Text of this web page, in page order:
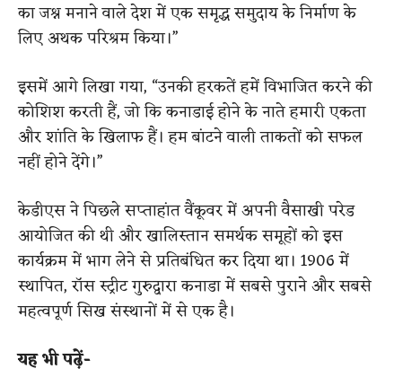
का जश्न मनाने वाले देश में एक समृद्ध समुदाय के निर्माण के
लिए अथक परिश्रम किया।”
इसमें आगे लिखा गया, “उनकी हरकतें हमें विभाजित करने की
कोशिश करती हैं, जो कि कनाडाई होने के नाते हमारी एकता
और शांति के खिलाफ हैं। हम बांटने वाली ताकतों को सफल
नहीं होने देंगे।”
केडीएस ने पिछले सप्ताहांत वैंकूवर में अपनी वैसाखी परेड
आयोजित की थी और खालिस्तान समर्थक समूहों को इस
कार्यक्रम में भाग लेने से प्रतिबंधित कर दिया था। 1906 में
स्थापित, रॉस स्ट्रीट गुरुद्वारा कनाडा में सबसे पुराने और सबसे
महत्वपूर्ण सिख संस्थानों में से एक है।
यह भी पढ़ें-